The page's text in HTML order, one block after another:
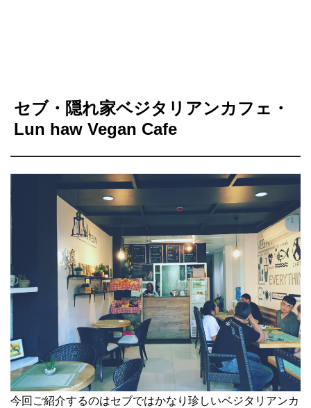
セブ・隠れ家ベジタリアンカフェ・
Lun haw Vegan Cafe
今回ご紹介するのはセブではかなり珍しいベジタリアンカ